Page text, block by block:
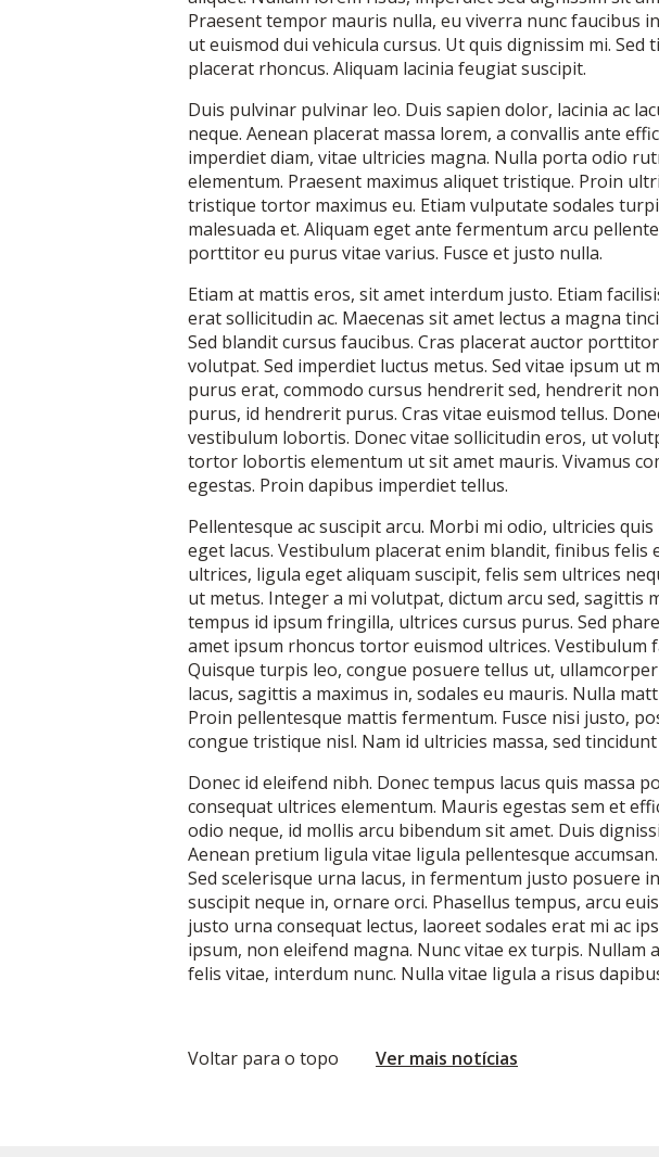
Praesent tempor mauris nulla, eu viverra nunc faucibus
ut euismod dui vehicula cursus. Ut quis dignissim mi.
placerat rhoncus. Aliquam lacinia feugiat suscipit.
Duis pulvinar pulvinar leo. Duis sapien dolor, lacinia ac
neque. Aenean placerat massa lorem, a convallis ante
imperdiet diam, vitae ultricies magna. Nulla porta odio
elementum. Praesent maximus aliquet tristique. Proin
tristique tortor maximus eu. Etiam vulputate sodales
malesuada et. Aliquam eget ante fermentum arcu
porttitor eu purus vitae varius. Fusce et justo nulla.
Etiam at mattis eros, sit amet interdum justo. Etiam
erat sollicitudin ac. Maecenas sit amet lectus a magna
Sed blandit cursus faucibus. Cras placerat auctor
volutpat. Sed imperdiet luctus metus. Sed vitae ipsum ut
purus erat, commodo cursus hendrerit sed, hendrerit
purus, id hendrerit purus. Cras vitae euismod tellus.
vestibulum lobortis. Donec vitae sollicitudin eros, ut
tortor lobortis elementum ut sit amet mauris. Vivamus
egestas. Proin dapibus imperdiet tellus.
Pellentesque ac suscipit arcu. Morbi mi odio, ultricies
eget lacus. Vestibulum placerat enim blandit, finibus felis
ultrices, ligula eget aliquam suscipit, felis sem ultrices
ut metus. Integer a mi volutpat, dictum arcu sed, sagittis
tempus id ipsum fringilla, ultrices cursus purus. Sed
amet ipsum rhoncus tortor euismod ultrices. Vestibulum
Quisque turpis leo, congue posuere tellus ut,
lacus, sagittis a maximus in, sodales eu mauris. Nulla
Proin pellentesque mattis fermentum. Fusce nisi justo,
congue tristique nisl. Nam id ultricies massa, sed
Donec id eleifend nibh. Donec tempus lacus quis massa
consequat ultrices elementum. Mauris egestas sem et
odio neque, id mollis arcu bibendum sit amet. Duis
Aenean pretium ligula vitae ligula pellentesque
Sed scelerisque urna lacus, in fermentum justo posuere
suscipit neque in, ornare orci. Phasellus tempus, arcu
justo urna consequat lectus, laoreet sodales erat mi ac
ipsum, non eleifend magna. Nunc vitae ex turpis.
felis vitae, interdum nunc. Nulla vitae ligula a risus
Voltar para o topo Ver mais notícias